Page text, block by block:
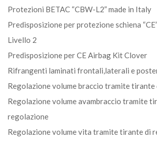
Protezioni BETAC “CBW-L2” made in Italy
Predisposizione per protezione schiena
Livello 2
Predisposizione per CE Airbag Kit Clover
Rifrangenti laminati frontali,laterali e
Regolazione volume braccio tramite
Regolazione volume avambraccio tramite
regolazione
Regolazione volume vita tramite tirante di